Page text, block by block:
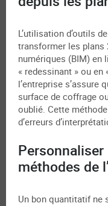
L’utilisation d’outils
transformer les plans
numériques (BIM) en
« redessinant » ou en
l’entreprise s’assure
surface de coffrage
oublié. Cette
d’erreurs
méthodes de
Un bon quantitatif ne